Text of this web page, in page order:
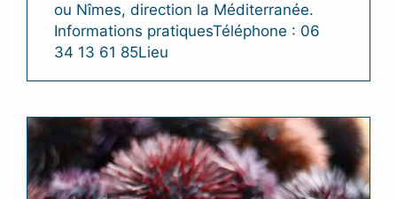
ou Nîmes, direction la Méditerranée.
Informations pratiquesTéléphone : 06
34 13 61 85Lieu